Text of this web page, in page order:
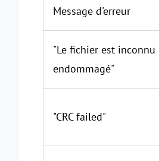
Message d'erreur
"Le fichier est inconnu
endommagé"
"CRC failed"